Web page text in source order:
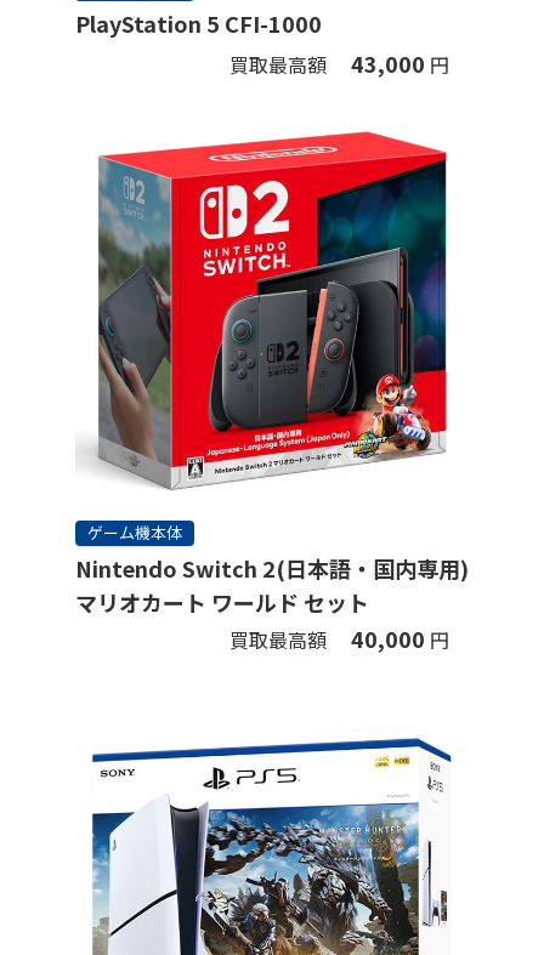
PlayStation 5 CFI-1000
買取最高額 43,000 円
ゲーム機本体
Nintendo Switch 2(日本語・国内専用)
マリオカート ワールド セット
買取最高額 40,000 円